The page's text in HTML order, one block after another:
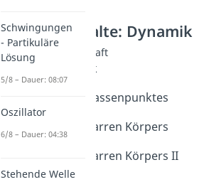
Weitere Inhalte: Dynamik
Bewegung ohne Kraft
Kinematik Kinetik
Dauer: 04:59
Kinematik des Massenpunktes
Dauer: 09:50
Kinematik des starren Körpers
Dauer: 07:50
Kinematik des starren Körpers II
Dauer: 06:26
Schwingungen
- Partikuläre
Lösung
5/8 – Dauer: 08:07
Oszillator
6/8 – Dauer: 04:38
Stehende Welle